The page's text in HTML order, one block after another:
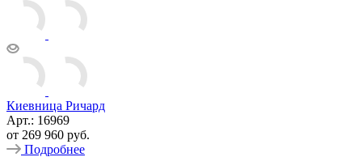
Киевница Ричард
Арт.: 16969
от 269 960 руб.
Подробнее